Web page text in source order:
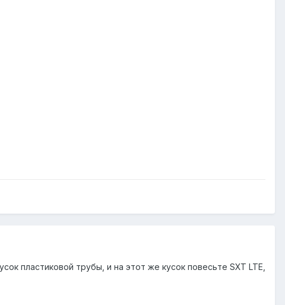
пластиковой трубы, и на этот же кусок повесьте SXT LTE,